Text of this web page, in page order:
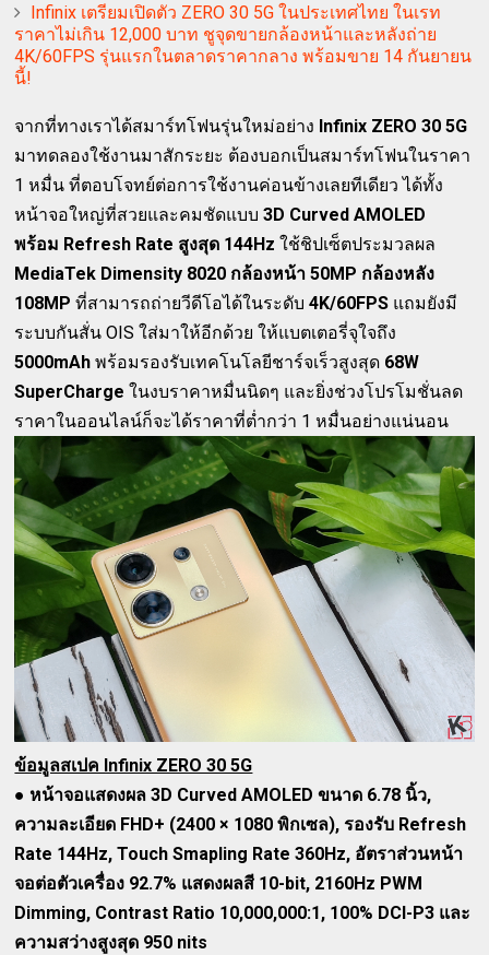
Infinix เตรียมเปิดตัว ZERO 30 5G ในประเทศไทย ในเรท
ราคาไม่เกิน 12,000 บาท ชูจุดขายกล้องหน้าและหลังถ่าย
4K/60FPS รุ่นแรกในตลาดราคากลาง พร้อมขาย 14 กันยายน
นี้!
จากที่ทางเราได้สมาร์ทโฟนรุ่นใหม่อย่าง Infinix ZERO 30 5G
มาทดลองใช้งานมาสักระยะ ต้องบอกเป็นสมาร์ทโฟนในราคา
1 หมื่น ที่ตอบโจทย์ต่อการใช้งานค่อนข้างเลยทีเดียว ได้ทั้ง
หน้าจอใหญ่ที่สวยและคมชัดแบบ3D Curved AMOLED
พร้อม Refresh Rate สูงสุด 144Hz ใช้ชิปเซ็ตประมวลผล
MediaTek Dimensity 8020 กล้องหน้า 50MP กล้องหลัง
108MPที่สามารถถ่ายวีดีโอได้ในระดับ4K/60FPS แถมยังมี
ระบบกันสั่น OIS ใส่มาให้อีกด้วย ให้แบตเตอรี่จุใจถึง
5000mAh พร้อมรองรับเทคโนโลยีชาร์จเร็วสูงสุด 68W
SuperCharge ในงบราคาหมื่นนิดๆ และยิ่งช่วงโปรโมชั่นลด
ราคาในออนไลน์ก็จะได้ราคาที่ต่ำกว่า 1 หมื่นอย่างแน่นอน
ข้อมูลสเปค Infinix ZERO 30 5G
● หน้าจอแสดงผล 3D Curved AMOLED ขนาด 6.78 นิ้ว,
ความละเอียด FHD+ (2400 × 1080 พิกเซล), รองรับ Refresh
Rate 144Hz, Touch Smapling Rate 360Hz, อัตราส่วนหน้า
จอต่อตัวเครื่อง 92.7% แสดงผลสี 10-bit, 2160Hz PWM
Dimming, Contrast Ratio 10,000,000:1, 100% DCI-P3 และ
ความสว่างสูงสุด 950 nits